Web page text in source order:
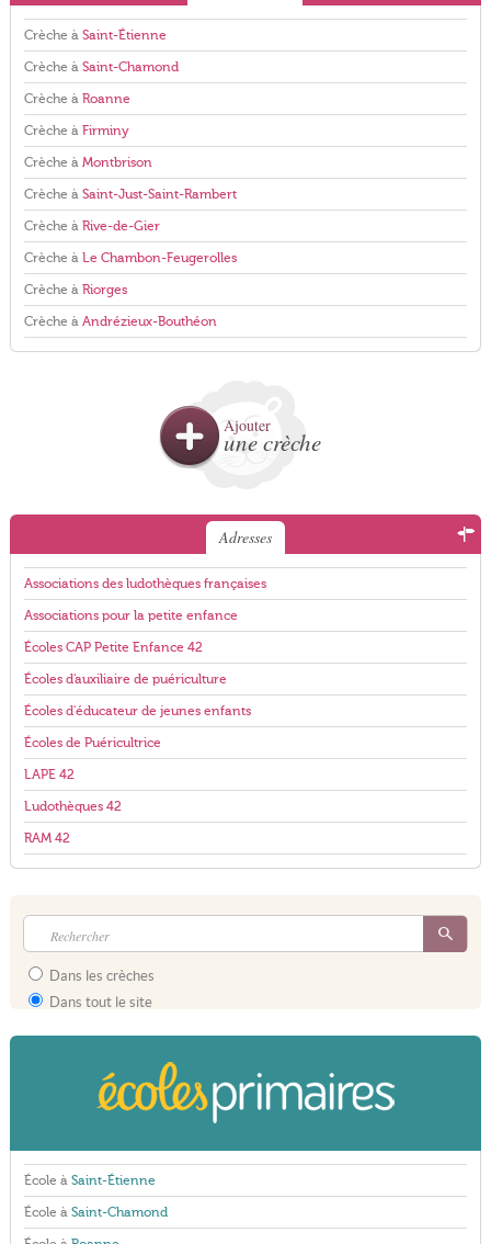
Crèche à Saint-Étienne
Crèche à Saint-Chamond
Crèche à Roanne
Crèche à Firminy
Crèche à Montbrison
Crèche à Saint-Just-Saint-Rambert
Crèche à Rive-de-Gier
Crèche à Le Chambon-Feugerolles
Crèche à Riorges
Crèche à Andrézieux-Bouthéon
Ajouter
une crèche
Adresses
Associations des ludothèques françaises
Associations pour la petite enfance
Écoles CAP Petite Enfance 42
Écoles d'auxiliaire de puériculture
Écoles d'éducateur de jeunes enfants
Écoles de Puéricultrice
LAPE 42
Ludothèques 42
RAM 42
Dans les crèches
Dans tout le site
École à Saint-Étienne
École à Saint-Chamond